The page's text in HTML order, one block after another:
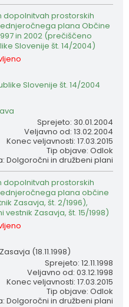
prostorskih
plana Občine
in 2002 (prečiščeno
Slovenije št. 14/2004)
Slovenije št. 14/2004
Sprejeto: 30.01.2004
Veljavno od: 13.02.2004
Konec veljavnosti: 17.03.2015
Tip objave: Odlok
Dolgoročni in družbeni plani
prostorskih
plana občine
Zasavja, št. 2/1996),
Zasavja, št. 15/1998)
(18.11.1998)
Sprejeto: 12.11.1998
Veljavno od: 03.12.1998
Konec veljavnosti: 17.03.2015
Tip objave: Odlok
Dolgoročni in družbeni plani